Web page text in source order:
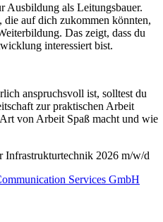
Ausbildung als Leitungsbauer.
die auf dich zukommen könnten,
Das zeigt, dass du
interessiert bist.
anspruchsvoll ist, solltest du
zur praktischen Arbeit
von Arbeit Spaß macht und wie
Infrastrukturtechnik 2026 m/w/d
Services GmbH